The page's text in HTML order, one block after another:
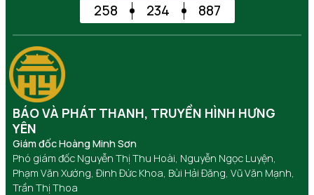
258 234 887
BÁO VÀ PHÁT THANH, TRUYỀN HÌNH HƯNG
YÊN
Giám đốc Hoàng Minh Sơn
Phó giám đốc Nguyễn Thị Thu Hoài, Nguyễn Ngọc Luyện,
Phạm Văn Xướng, Đinh Đức Khoa, Bùi Hải Đăng, Vũ Văn Mạnh,
Trần Thị Thoa